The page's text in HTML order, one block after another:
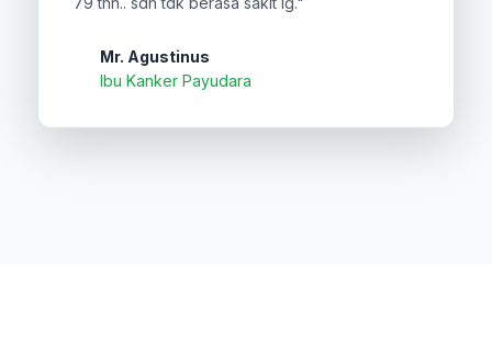
Mr. Agustinus
Ibu Kanker Payudara